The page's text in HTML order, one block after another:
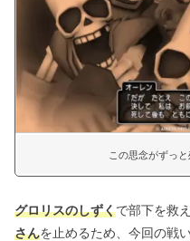
この思念がずっ
グロリスのしずくで部下を救
さんを止めるため、今回の戦